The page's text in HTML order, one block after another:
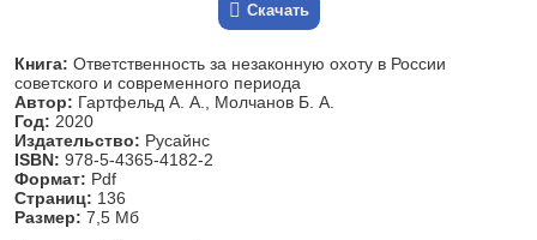
Скачать
Книга: Ответственность за незаконную охоту в России
советского и современного периода
Автор: Гартфельд А. А., Молчанов Б. А.
Год: 2020
Издательство: Русайнс
ISBN: 978-5-4365-4182-2
Формат: Pdf
Страниц: 136
Размер: 7,5 Мб